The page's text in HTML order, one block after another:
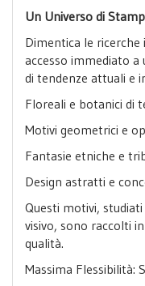
Un Universo di
Dimentica le ricerche
accesso immediato
di tendenze attuali e
Floreali e botanici di
Motivi geometrici e
Fantasie etniche e
Design astratti e
Questi motivi,
visivo, sono raccolti
qualità.
Massima Flessibilità: